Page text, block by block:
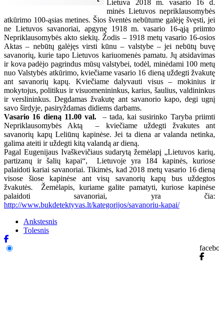
Lietuva 2018 m. vasario 16 d.
minės Lietuvos nepriklausomybės
atkūrimo 100-ąsias metines. Šios šventės nebūtume galėję švęsti, jei
ne Lietuvos savanoriai, apgynę 1918 m. vasario 16-ąją priimto
Nepriklausomybės akto siekių. Žodis – 1918 metų vasario 16-osios
Aktas – nebūtų galėjęs virsti kūnu – valstybe – jei nebūtų buvę
savanorių, kurie tapo Lietuvos kariuomenės pamatu. Jų atsidavimas
ir kova padėjo pagrindus mūsų valstybei, todėl, minėdami 100 metų
nuo Valstybės atkūrimo, kviečiame vasario 16 dieną uždegti žvakutę
ant savanorių kapų. Kviečiame dalyvauti visus – mokinius ir
mokytojus, politikus ir visuomenininkus, karius, šaulius, valdininkus
ir verslininkus. Degdamas žvakutę ant savanorio kapo, degi ugnį
savo širdyje, pasiryždamas didiems darbams.
Vasario 16 dieną 11.00 val.
– tada, kai susirinko Taryba priimti
Nepriklausomybės Aktą – kviečiame uždegti žvakutes ant
savanorių kapų Leliūnų kapinėse. Jei ta diena ar valanda netinka,
galima ateiti ir uždegti kitą valandą ar dieną.
Pagal Eugenijaus Ivaškevičiaus sudarytą žemėlapį „Lietuvos karių,
partizanų ir šalių kapai“, Lietuvoje yra 184 kapinės, kuriose
palaidoti kariai savanoriai. Tikimės, kad 2018 metų vasario 16 dieną
visose šiose kapinėse ant visų savanorių kapų bus uždegtos
žvakutės. Žemėlapis, kuriame galite pamatyti, kuriose kapinėse
palaidoti savanoriai, yra čia:
http://www.bukdetektyvas.lt/kategorijos/savanoriu-kapai/
Ankstesnis
Tolesnis